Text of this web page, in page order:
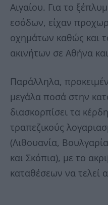
Αιγαίου. Για το
εσόδων, είχαν
οχημάτων καθώς και
ακινήτων σε Αθήνα
Παράλληλα,
μεγάλα ποσά στην
διασκορπίσει τα
τραπεζικούς
(Λιθουανία,
και Σκόπια), με το
καταθέσεων να τελεί